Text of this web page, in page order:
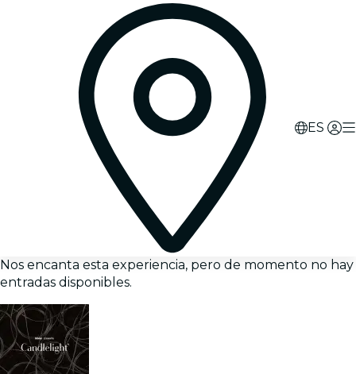
ES
Nos encanta esta experiencia, pero de momento no hay
entradas disponibles.